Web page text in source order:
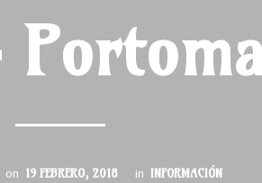
on 19 FEBRERO, 2018 in INFORMACIÓN